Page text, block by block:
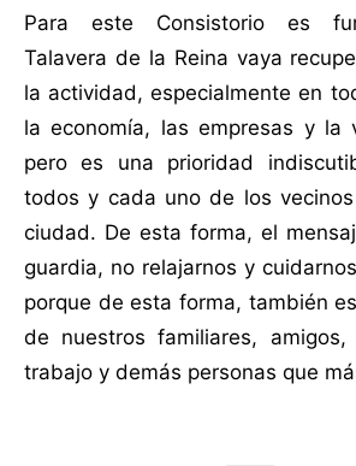
Para este Consistorio es
Talavera de la Reina vaya
la actividad, especialmente en
la economía, las empresas y la
pero es una prioridad
todos y cada uno de los
ciudad. De esta forma, el
guardia, no relajarnos y
porque de esta forma, también
de nuestros familiares, amigos,
trabajo y demás personas que